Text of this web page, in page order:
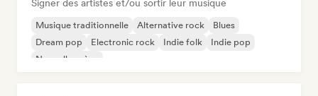
Signer des artistes et/ou sortir leur musique
Musique traditionnelle Alternative rock
Blues
Dream pop
Electronic rock Indie folk
Indie pop
Nouvelle scène